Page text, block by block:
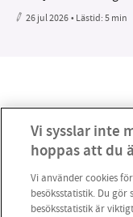
26 jul 2026• Lästid:5 min
Vi sysslar inte
hoppas att du
Vi använder cookies
besöksstatistik. Du
besöksstatistik är